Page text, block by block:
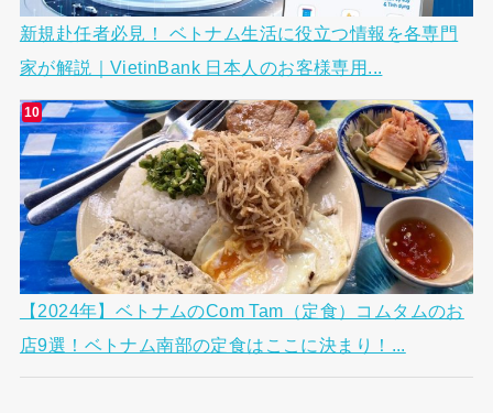
新規赴任者必見！ ベトナム生活に役立つ情報を各専門
家が解説｜VietinBank 日本人のお客様専用...
【2024年】ベトナムのCom Tam（定食）コムタムのお
店9選！ベトナム南部の定食はここに決まり！...